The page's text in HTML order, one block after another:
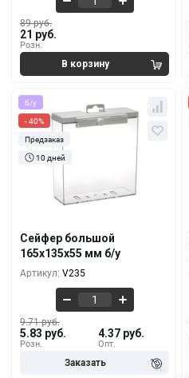
Розн.
89 руб.
21 руб.
б/у
- 40%
Предзаказ
10 дней
Сейфер большой
165x135x55 мм б/у
Артикул: V235
Розн.
9.71 руб.
5.83 руб.
Опт.
4.37 руб.
Кол-во
9.71 руб.
5.83 руб.
100+